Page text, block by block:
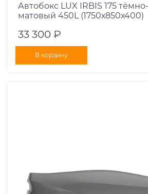
Автобокс LUX IRBIS 175
матовый 450L (1750х850х400)
33 300 ₽
В корзину